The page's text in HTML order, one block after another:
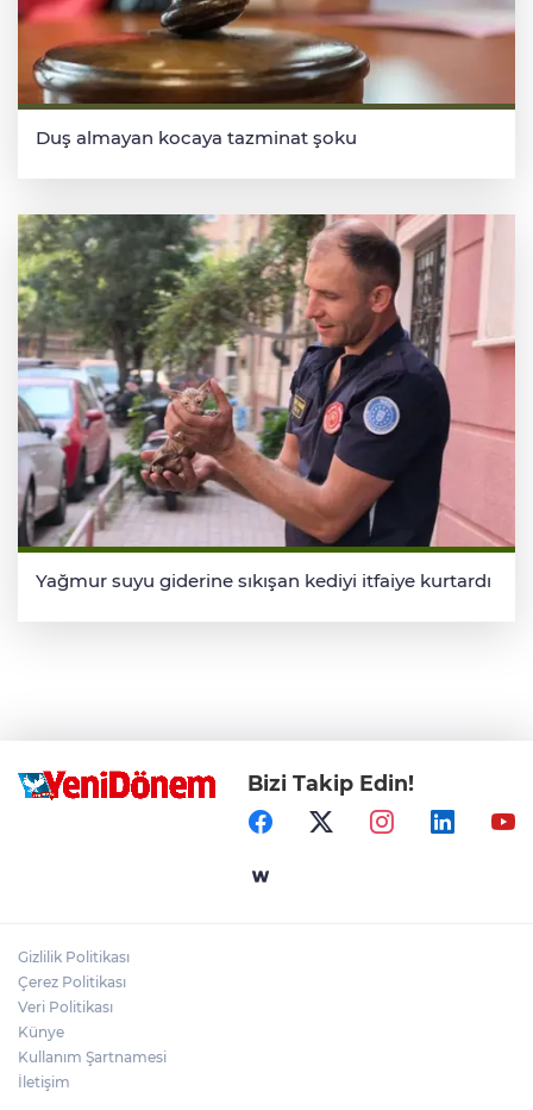
Duş almayan kocaya tazminat şoku
Yağmur suyu giderine sıkışan kediyi itfaiye kurtardı
Bizi Takip Edin!
Gizlilik Politikası
Çerez Politikası
Veri Politikası
Künye
Kullanım Şartnamesi
İletişim